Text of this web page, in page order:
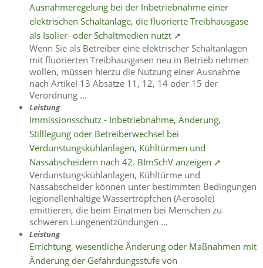
Ausnahmeregelung bei der Inbetriebnahme einer
elektrischen Schaltanlage, die fluorierte Treibhausgase
als Isolier- oder Schaltmedien nutzt ➚
Wenn Sie als Betreiber eine elektrischer Schaltanlagen
mit fluorierten Treibhausgasen neu in Betrieb nehmen
wollen, müssen hierzu die Nutzung einer Ausnahme
nach Artikel 13 Absätze 11, 12, 14 oder 15 der
Verordnung …
Leistung
Immissionsschutz - Inbetriebnahme, Änderung,
Stilllegung oder Betreiberwechsel bei
Verdunstungskühlanlagen, Kühltürmen und
Nassabscheidern nach 42. BImSchV anzeigen ➚
Verdunstungskühlanlagen, Kühltürme und
Nassabscheider können unter bestimmten Bedingungen
legionellenhaltige Wassertröpfchen (Aerosole)
emittieren, die beim Einatmen bei Menschen zu
schweren Lungenentzündungen …
Leistung
Errichtung, wesentliche Änderung oder Maßnahmen mit
Änderung der Gefährdungsstufe von